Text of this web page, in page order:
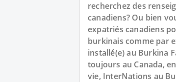
recherchez des
canadiens? Ou bien
expatriés canadiens
burkinais comme par
installé(e) au Burkina
toujours au Canada,
vie, InterNations au